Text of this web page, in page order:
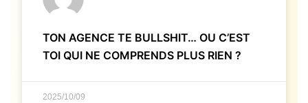
TON AGENCE TE BULLSHIT… OU C’EST
TOI QUI NE COMPRENDS PLUS RIEN ?
2025/10/09